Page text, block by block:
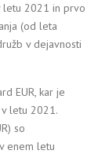
letu 2021 in prvo
(od leta
v dejavnosti
EUR, kar je
letu 2021.
so
enem letu